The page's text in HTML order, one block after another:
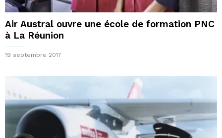
Air Austral ouvre une école de formation PNC
à La Réunion
19 septembre 2017